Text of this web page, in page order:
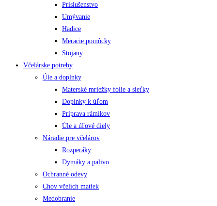
Príslušenstvo
Umývanie
Hadice
Meracie pomôcky
Stojany
Včelárske potreby
Úle a doplnky
Materské mriežky fólie a sieťky
Doplnky k úľom
Príprava rámikov
Úle a úľové diely
Náradie pre včelárov
Rozperáky
Dymáky a palivo
Ochranné odevy
Chov včelích matiek
Medobranie